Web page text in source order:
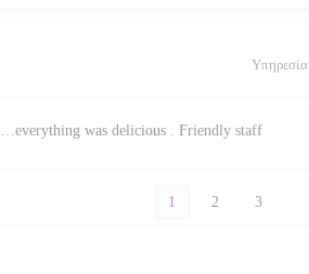
Υπηρεσία
was delicious . Friendly staff
1 2 3